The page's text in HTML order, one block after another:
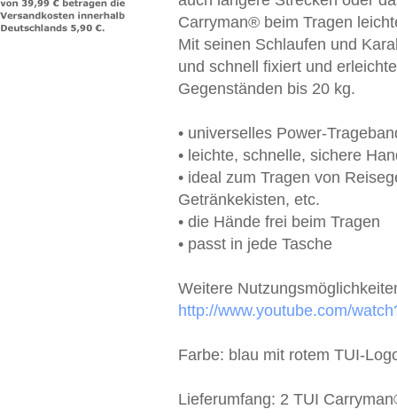
Carryman® beim Tragen
Mit seinen Schlaufen und
und schnell fixiert und
Gegenständen bis 20 kg.
• universelles Power-
• leichte, schnelle, sichere
• ideal zum Tragen von
Getränkekisten, etc.
• die Hände frei beim Tragen
• passt in jede Tasche
Weitere
http://www.youtube.com/
Farbe: blau mit rotem TUI-
Lieferumfang: 2 TUI